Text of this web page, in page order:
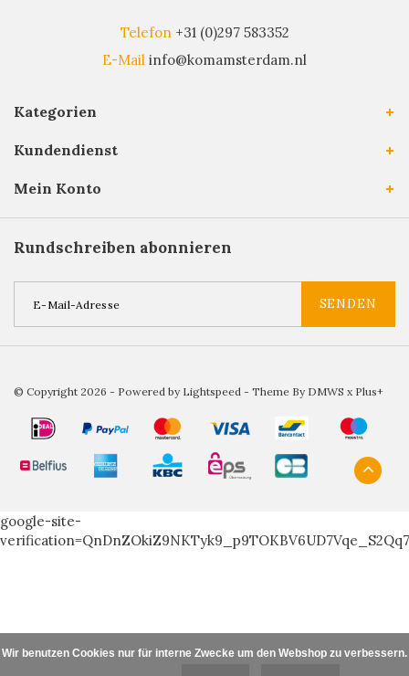
Telefon +31 (0)297 583352
E-Mail info@komamsterdam.nl
Kategorien
Kundendienst
Mein Konto
Rundschreiben abonnieren
SENDEN
© Copyright 2026 - Powered by Lightspeed - Theme By DMWS x Plus+
google-site-
Wir benutzen Cookies nur für interne Zwecke um den Webshop zu